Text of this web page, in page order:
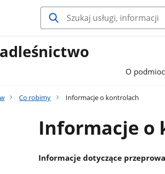
O
Co robimy Informacje o kontrolach
Informacje o
Informacje dotyczące